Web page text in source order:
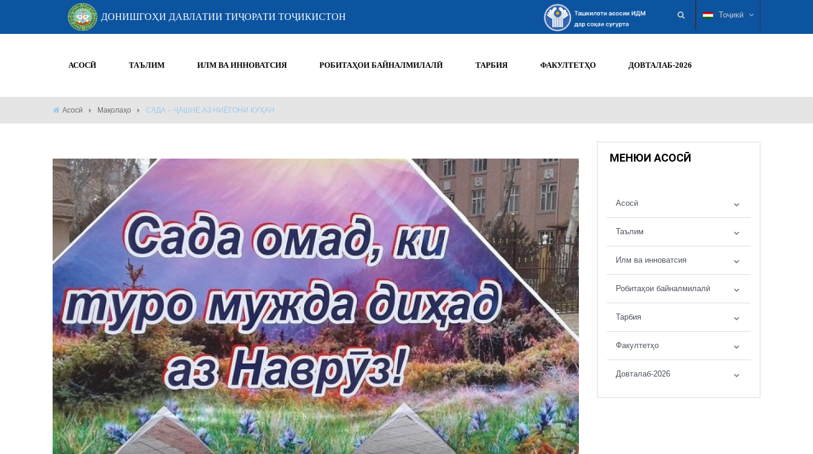
ДОНИШГОҲИ ДАВЛАТИИ ТИҶОРАТИ ТОҶИКИСТОН Тоҷикӣ
АСОСӢ ТАЪЛИМ ИЛМ ВА ИННОВАТСИЯ РОБИТАҲОИ БАЙНАЛМИЛАЛӢ ТАРБИЯ ФАКУЛТЕТҲО ДОВТАЛАБ-2026
Асосӣ Мақолаҳо САДА – ҶАШНЕ АЗ НИЁГОНИ КУҲАН
МЕНЮИ АСОСӢ
Асосӣ
Таълим
Илм ва инноватсия
Робитаҳои байналмилалӣ
Тарбия
Факултетҳо
Довталаб-2026